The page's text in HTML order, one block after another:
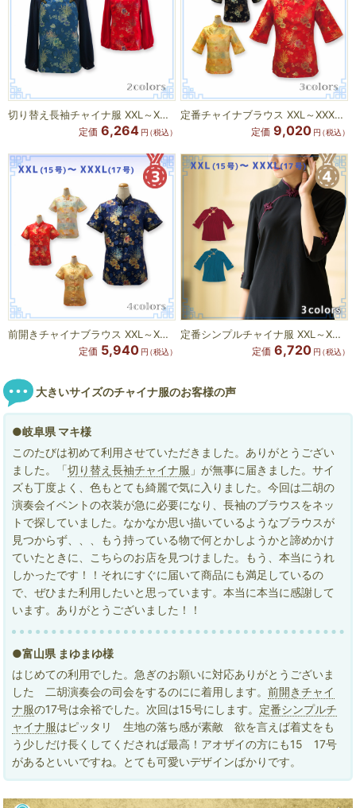
切り替え長袖チャイナ服 XXL～XXXLサイズ
定価 6,264円（税込）
定番チャイナブラウス XXL～XXXLサイズ
定価 9,020円（税込）
前開きチャイナブラウス XXL～XXXLサイズ
定価 5,940円（税込）
定番シンプルチャイナ服 XXL～XXXLサイズ
定価 6,720円（税込）
大きいサイズのチャイナ服のお客様の声
●岐阜県 マキ様
このたびは初めて利用させていただきました。ありがとうござい
ました。「切り替え長袖チャイナ服 」が無事に届きました。サイ
ズも丁度よく、色もとても綺麗で気に入りました。今回は二胡の
演奏会イベントの衣装が急に必要になり、長袖のブラウスをネッ
トで探していました。なかなか思い描いているようなブラウスが
見つからず、、、もう持っている物で何とかしようかと諦めかけ
ていたときに、こちらのお店を見つけました。もう、本当にうれ
しかったです！！それにすぐに届いて商品にも満足しているの
で、ぜひまた利用したいと思っています。本当に本当に感謝して
います。ありがとうございました！！
●富山県 まゆまゆ様
はじめての利用でした。急ぎのお願いに対応ありがとうございま
した 二胡演奏会の司会をするのにに着用します。前開きチャイ
ナ服の17号は余裕でした。次回は15号にします。 定番シンプルチ
ャイナ服はピッタリ 生地の落ち感が素敵 欲を言えば着丈をも
う少しだけ長くしてくだされば最高！アオザイの方にも15 17号
があるといいですね。とても可愛いデザインばかりです。